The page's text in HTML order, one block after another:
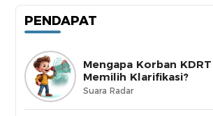
PENDAPAT
Mengapa Korban KDRT
Memilih Klarifikasi?
Suara Radar